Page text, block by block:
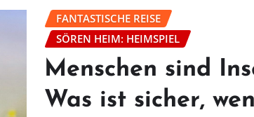
FANTASTISCHE REISE
SÖREN HEIM: HEIMSPIEL
Menschen sind
Was ist sicher,